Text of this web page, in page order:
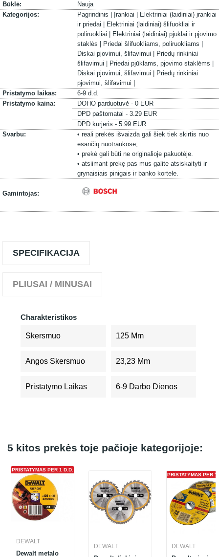
Būklė:
Nauja
Kategorijos:
Pagrindinis | Įrankiai |
Elektriniai (laidiniai) įrankiai
ir priedai |
Elektriniai (laidiniai) šlifuokliai ir
poliruokliai |
Elektriniai (laidiniai) pjūklai ir pjovimo
staklės |
Priedai šlifuokliams, poliruokliams |
Diskai pjovimui, šlifavimui |
Priedų rinkiniai
šlifavimui |
Priedai pjūklams, pjovimo staklėms |
Diskai pjovimui, šlifavimui |
Priedų rinkiniai
pjovimui, šlifavimui |
Pristatymo laikas:
6-9 d.d.
Pristatymo kaina:
DOHO parduotuvė - 0 EUR
DPD paštomatai - 3.29 EUR
DPD kurjeris - 5.99 EUR
Svarbu:
• reali prekės išvaizda gali šiek tiek skirtis nuo
esančių nuotraukose;
• prekė gali būti ne originalioje pakuotėje.
• atsiimant prekę pas mus galite atsiskaityti ir
grynaisiais pinigais ir banko kortele.
Gamintojas:
SPECIFIKACIJA
PLIUSAI / MINUSAI
Charakteristikos
Skersmuo 125 Mm
Angos Skersmuo 23,23 Mm
Pristatymo Laikas 6-9 Darbo Dienos
5 kitos prekės toje pačioje kategorijoje:
PRISTATYMAS PER 1 D.D.
DEWALT
Dewalt metalo
DEWALT
PRISTATYMAS PER 1
DEWALT